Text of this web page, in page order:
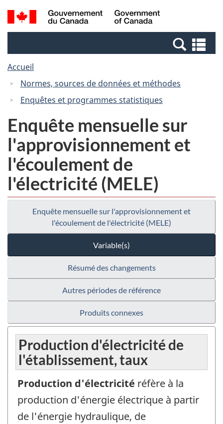
Passer
au
Passer
à
Canada
Recherche
et
et
Accueil
Normes, sources de données et méthodes
Enquêtes et programmes statistiques
Enquête mensuelle sur
l'approvisionnement et
l'écoulement de
l'électricité (MELE)
Enquête mensuelle sur l'approvisionnement et
l'écoulement de l'électricité (MELE)
Variable(s)
Résumé des changements
Autres périodes de référence
Produits connexes
Production d'électricité de
l'établissement, taux
Production d'électricité réfère à la
production d'énergie électrique à partir
de l'énergie hydraulique, de